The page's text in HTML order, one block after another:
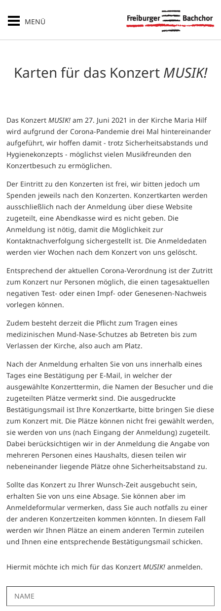
MENÜ
Karten für das Konzert MUSIK!
Das KonzertMUSIK! am 27. Juni 2021 in der Kirche Maria Hilf
wird aufgrund der Corona-Pandemie drei Mal hintereinander
aufgeführt, wir hoffen damit - trotz Sicherheitsabstands und
Hygienekonzepts - möglichst vielen Musikfreunden den
Konzertbesuch zu ermöglichen.
Der Eintritt zu den Konzerten ist frei, wir bitten jedoch um
Spenden jeweils nach den Konzerten. Konzertkarten werden
ausschließlich nach der Anmeldung über diese Website
zugeteilt, eine Abendkasse wird es nicht geben. Die
Anmeldung ist nötig, damit die Möglichkeit zur
Kontaktnachverfolgung sichergestellt ist. Die Anmeldedaten
werden vier Wochen nach dem Konzert von uns gelöscht.
Entsprechend der aktuellen Corona-Verordnung ist der Zutritt
zum Konzert nur Personen möglich, die einen tagesaktuellen
negativen Test- oder einen Impf- oder Genesenen-Nachweis
vorlegen können.
Zudem besteht derzeit die Pflicht zum Tragen eines
medizinischen Mund-Nase-Schutzes ab Betreten bis zum
Verlassen der Kirche, also auch am Platz.
Nach der Anmeldung erhalten Sie von uns innerhalb eines
Tages eine Bestätigung per E-Mail, in welcher der
ausgewählte Konzerttermin, die Namen der Besucher und die
zugeteilten Plätze vermerkt sind. Die ausgedruckte
Bestätigungsmail ist Ihre Konzertkarte, bitte bringen Sie diese
zum Konzert mit. Die Plätze können nicht frei gewählt werden,
sie werden von uns (nach Eingang der Anmeldung) zugeteilt.
Dabei berücksichtigen wir in der Anmeldung die Angabe von
mehreren Personen eines Haushalts, diesen teilen wir
nebeneinander liegende Plätze ohne Sicherheitsabstand zu.
Sollte das Konzert zu Ihrer Wunsch-Zeit ausgebucht sein,
erhalten Sie von uns eine Absage. Sie können aber im
Anmeldeformular vermerken, dass Sie auch notfalls zu einer
der anderen Konzertzeiten kommen könnten. In diesem Fall
werden wir Ihnen Plätze an einem anderen Termin zuteilen
und Ihnen eine entsprechende Bestätigungsmail schicken.
Hiermit möchte ich mich für das KonzertMUSIK! anmelden.
Name